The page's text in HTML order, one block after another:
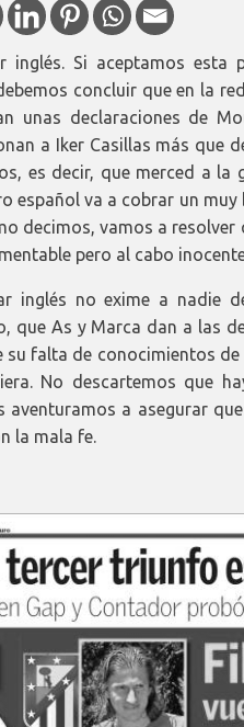
inglés. Si aceptamos esta
concluir que en la
unas declaraciones de
a Iker Casillas más que
es decir, que merced a la
español va a cobrar un muy
decimos, vamos a resolver
pero al cabo
inglés no exime a nadie
que As y Marca dan a las
falta de conocimientos de
No descartemos que
a asegurar
la mala fe.